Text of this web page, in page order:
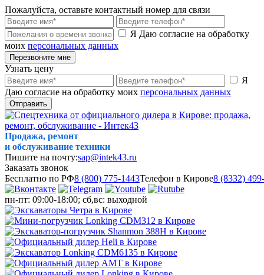
Пожалуйста, оставьте контактный номер для связи
Я Даю согласие на обработку
моих персональных данных
Перезвоните мне
Узнать цену
Я
Даю согласие на обработку моих персональных данных
Отправить
Продажа, ремонт
и обслуживание техники
Пишите на почту:sap@intek43.ru
Заказать звонок
Бесплатно по РФ8 (800) 775-1443Телефон в Кирове8 (8332)
пн-пт: 09:00-18:00; сб,вс: выходной